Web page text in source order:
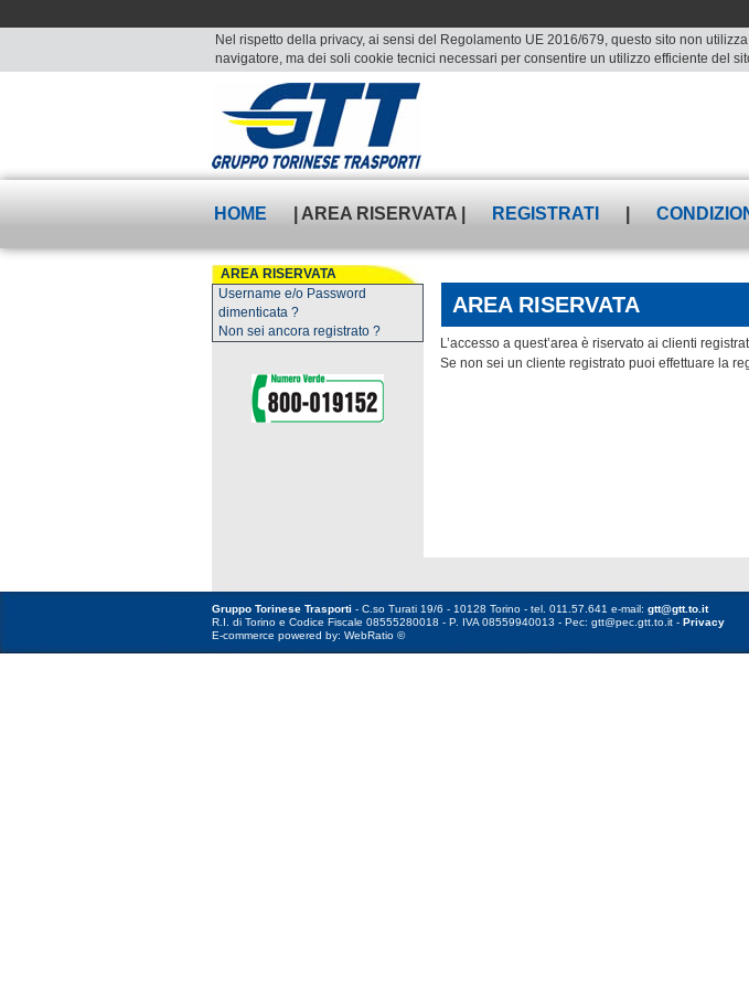
Nel rispetto della privacy, ai sensi del Regolamento UE 2016/679, questo sito non
navigatore, ma dei soli cookie tecnici necessari per consentire un utilizzo efficiente del
HOME | AREA RISERVATA | REGISTRATI
AREA RISERVATA
Username e/o Password
dimenticata ?
Non sei ancora registrato ?
AREA RISERVATA
L’accesso a quest’area è riservato ai clienti
Se non sei un cliente registrato puoi effettuare la
Gruppo Torinese Trasporti - C.so Turati 19/6 - 10128 Torino - tel. 011.57.641 e-mail: gtt@gtt.to.it
R.I. di Torino e Codice Fiscale 08555280018 - P. IVA 08559940013 - Pec: gtt@pec.gtt.to.it - Privacy
E-commerce powered by: WebRatio ©